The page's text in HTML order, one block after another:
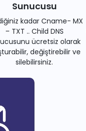
Sunucusu
kadar Cname- MX
– TXT .. Child DNS
ücretsiz olarak
değiştirebilir ve
silebilirsiniz.